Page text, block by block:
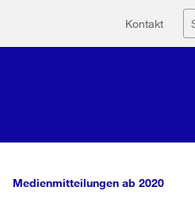
Kontakt
Medienmitteilungen ab 2020